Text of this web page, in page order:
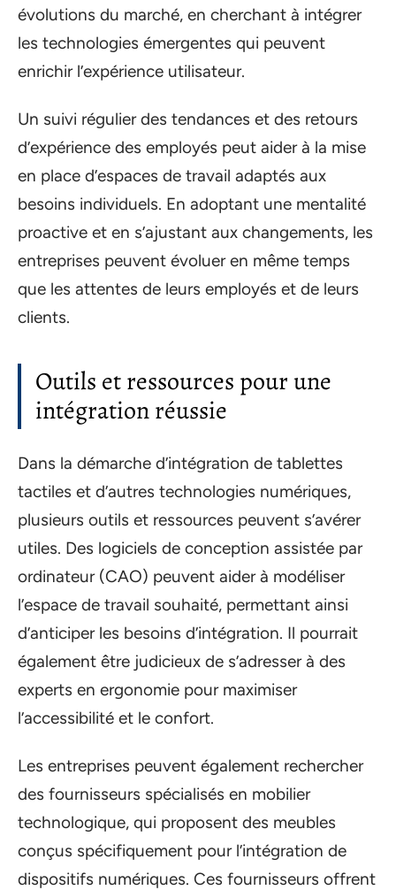
évolutions du marché, en cherchant à intégrer
les technologies émergentes qui peuvent
enrichir l’expérience utilisateur.
Un suivi régulier des tendances et des retours
d’expérience des employés peut aider à la mise
en place d’espaces de travail adaptés aux
besoins individuels. En adoptant une mentalité
proactive et en s’ajustant aux changements, les
entreprises peuvent évoluer en même temps
que les attentes de leurs employés et de leurs
clients.
Outils et ressources pour une
intégration réussie
Dans la démarche d’intégration de tablettes
tactiles et d’autres technologies numériques,
plusieurs outils et ressources peuvent s’avérer
utiles. Des logiciels de conception assistée par
ordinateur (CAO) peuvent aider à modéliser
l’espace de travail souhaité, permettant ainsi
d’anticiper les besoins d’intégration. Il pourrait
également être judicieux de s’adresser à des
experts en ergonomie pour maximiser
l’accessibilité et le confort.
Les entreprises peuvent également rechercher
des fournisseurs spécialisés en mobilier
technologique, qui proposent des meubles
conçus spécifiquement pour l’intégration de
dispositifs numériques. Ces fournisseurs offrent